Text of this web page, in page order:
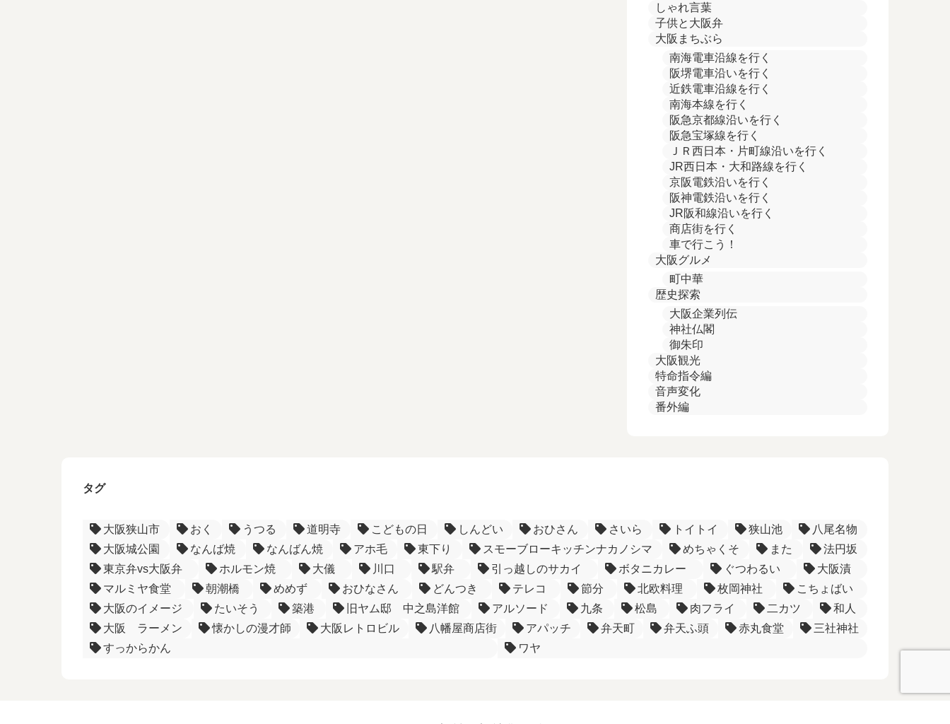
しゃれ言葉
子供と大阪弁
大阪まちぶら
南海電車沿線を行く
阪堺電車沿いを行く
近鉄電車沿線を行く
南海本線を行く
阪急京都線沿いを行く
阪急宝塚線を行く
ＪＲ西日本・片町線沿いを行く
JR西日本・大和路線を行く
京阪電鉄沿いを行く
阪神電鉄沿いを行く
JR阪和線沿いを行く
商店街を行く
車で行こう！
大阪グルメ
町中華
歴史探索
大阪企業列伝
神社仏閣
御朱印
大阪観光
特命指令編
音声変化
番外編
タグ
大阪狭山市 おく うつる 道明寺 こどもの日 しんどい おひさん さいら トイトイ 狭山池
八尾名物
大阪城公園
なんば焼 なんばん焼 アホ毛 東下り スモーブローキッチンナカノシマ めちゃくそ また
法円坂
東京弁vs大阪弁
ホルモン焼 大儀 川口 駅弁 引っ越しのサカイ ボタニカレー ぐつわるい
大阪漬
マルミヤ食堂
朝潮橋 めめず おひなさん どんつき テレコ 節分 北欧料理 枚岡神社
こちょばい
大阪のイメージ
たいそう 築港 旧ヤム邸 中之島洋館 アルソード 九条 松島 肉フライ 二カツ
和人
大阪 ラーメン
懐かしの漫才師 大阪レトロビル 八幡屋商店街 アパッチ 弁天町 弁天ふ頭 赤丸食堂
三社神社
すっからかん
ワヤ